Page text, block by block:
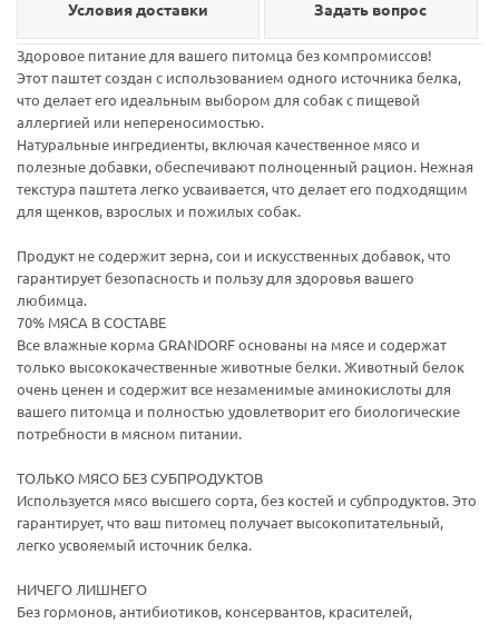
Условия доставки Задать вопрос
Здоровое питание для вашего питомца без компромиссов!
Этот паштет создан с использованием одного источника белка,
что делает его идеальным выбором для собак с пищевой
аллергией или непереносимостью.
Натуральные ингредиенты, включая качественное мясо и
полезные добавки, обеспечивают полноценный рацион. Нежная
текстура паштета легко усваивается, что делает его подходящим
для щенков, взрослых и пожилых собак.
Продукт не содержит зерна, сои и искусственных добавок, что
гарантирует безопасность и пользу для здоровья вашего
любимца.
70% МЯСА В СОСТАВЕ
Все влажные корма GRANDORF основаны на мясе и содержат
только высококачественные животные белки. Животный белок
очень ценен и содержит все незаменимые аминокислоты для
вашего питомца и полностью удовлетворит его биологические
потребности в мясном питании.
ТОЛЬКО МЯСО БЕЗ СУБПРОДУКТОВ
Используется мясо высшего сорта, без костей и субпродуктов. Это
гарантирует, что ваш питомец получает высокопитательный,
легко усвояемый источник белка.
НИЧЕГО ЛИШНЕГО
Без гормонов, антибиотиков, консервантов, красителей,